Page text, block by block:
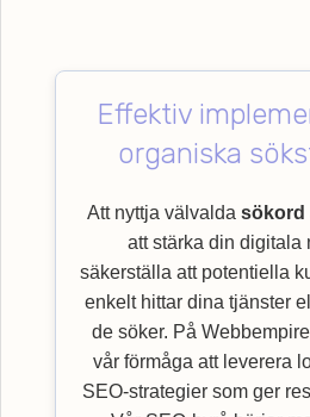
Effektiv
organiska
Att nyttja välvalda sökord
att stärka din digitala
säkerställa att potentiella
enkelt hittar dina tjänster
de söker. På
vår förmåga att leverera
SEO-strategier som ger